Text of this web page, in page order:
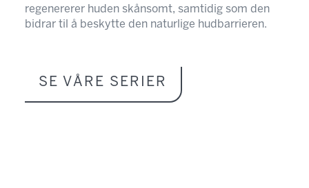
regenererer huden skånsomt, samtidig som den
bidrar til å beskytte den naturlige hudbarrieren.
SE VÅRE SERIER